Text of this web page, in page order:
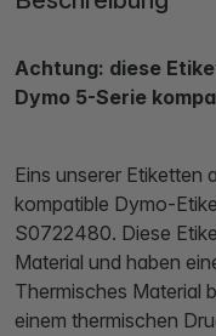
Achtung: diese
Dymo 5-Serie
Eins unserer Etiketten
kompatible Dymo-
S0722480. Diese
Material und haben
Thermisches Material
einem thermischen